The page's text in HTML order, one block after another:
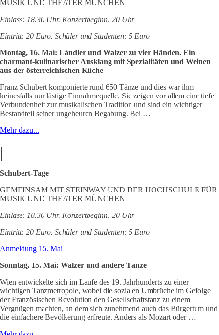
MUSIK UND THEATER MÜNCHEN
Einlass: 18.30 Uhr. Konzertbeginn: 20 Uhr
Eintritt: 20 Euro. Schüler und Studenten: 5 Euro
Montag, 16. Mai: Ländler und Walzer zu vier Händen. Ein
charmant-kulinarischer Ausklang mit Spezialitäten und Weinen
aus der österreichischen Küche
Franz Schubert komponierte rund 650 Tänze und dies war ihm
keinesfalls nur lästige Einnahmequelle. Sie zeigen vor allem eine tiefe
Verbundenheit zur musikalischen Tradition und sind ein wichtiger
Bestandteil seiner ungeheuren Begabung. Bei …
Mehr dazu...
|
Schubert-Tage
GEMEINSAM MIT STEINWAY UND DER HOCHSCHULE FÜR
MUSIK UND THEATER MÜNCHEN
Einlass: 18.30 Uhr. Konzertbeginn: 20 Uhr
Eintritt: 20 Euro. Schüler und Studenten: 5 Euro
Anmeldung 15. Mai
Sonntag, 15. Mai: Walzer und andere Tänze
Wien entwickelte sich im Laufe des 19. Jahrhunderts zu einer
wichtigen Tanzmetropole, wobei die sozialen Umbrüche im Gefolge
der Französischen Revolution den Gesellschaftstanz zu einem
Vergnügen machten, an dem sich zunehmend auch das Bürgertum und
die einfachere Bevölkerung erfreute. Anders als Mozart oder …